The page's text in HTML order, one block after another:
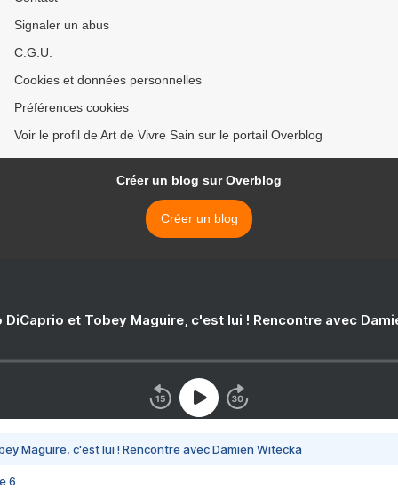
Signaler un abus
C.G.U.
Cookies et données personnelles
Préférences cookies
Voir le profil de Art de Vivre Sain sur le portail Overblog
Créer un blog sur Overblog
Créer un blog
DiCaprio et Tobey Maguire, c'est lui ! Rencontre avec
Maguire, c'est lui ! Rencontre avec Damien Witecka
6